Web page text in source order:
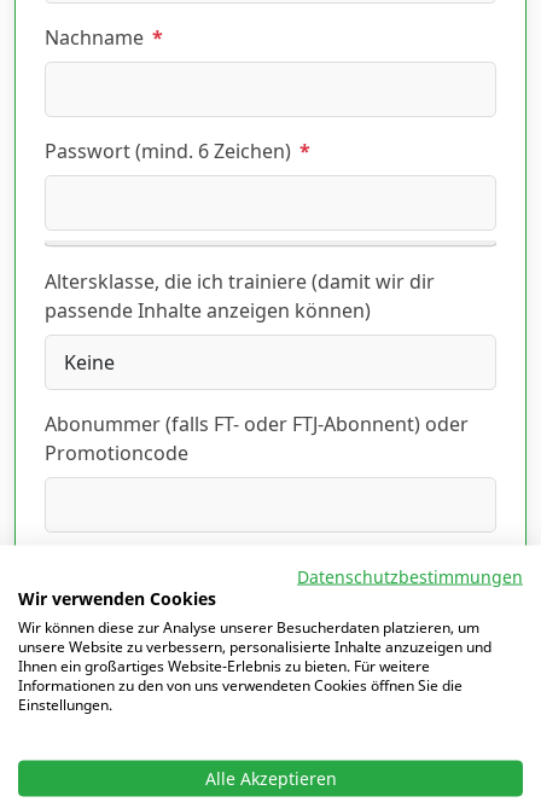
Nachname *
Passwort (mind. 6 Zeichen) *
Altersklasse, die ich trainiere (damit wir dir
passende Inhalte anzeigen können)
Abonummer (falls FT- oder FTJ-Abonnent) oder
Promotioncode
Ich habe die Datenschutzerklärung gelesen
und akzeptiert.Hier lesen
markierte Felder sind Pflichtfelder
Datenschutzbestimmungen
Wir verwenden Cookies
Wir können diese zur Analyse unserer Besucherdaten platzieren, um
unsere Website zu verbessern, personalisierte Inhalte anzuzeigen und
Ihnen ein großartiges Website-Erlebnis zu bieten. Für weitere
Informationen zu den von uns verwendeten Cookies öffnen Sie die
Einstellungen.
Alle Akzeptieren